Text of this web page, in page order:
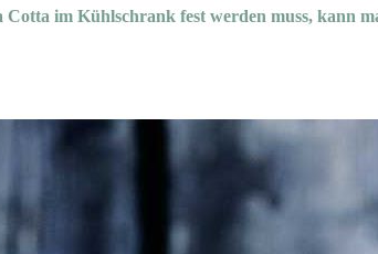
im Kühlschrank fest werden muss, kann